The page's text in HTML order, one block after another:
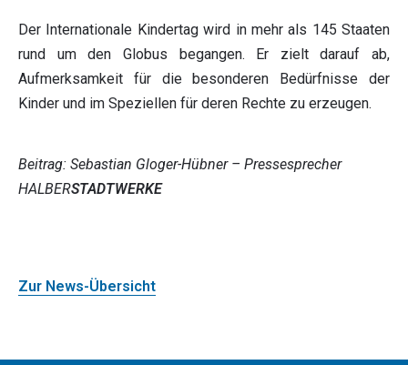
Der Internationale Kindertag wird in mehr als 145 Staaten
rund um den Globus begangen. Er zielt darauf ab,
Aufmerksamkeit für die besonderen Bedürfnisse der
Kinder und im Speziellen für deren Rechte zu erzeugen.
Beitrag: Sebastian Gloger-Hübner – Pressesprecher
HALBERSTADTWERKE
Zur News-Übersicht